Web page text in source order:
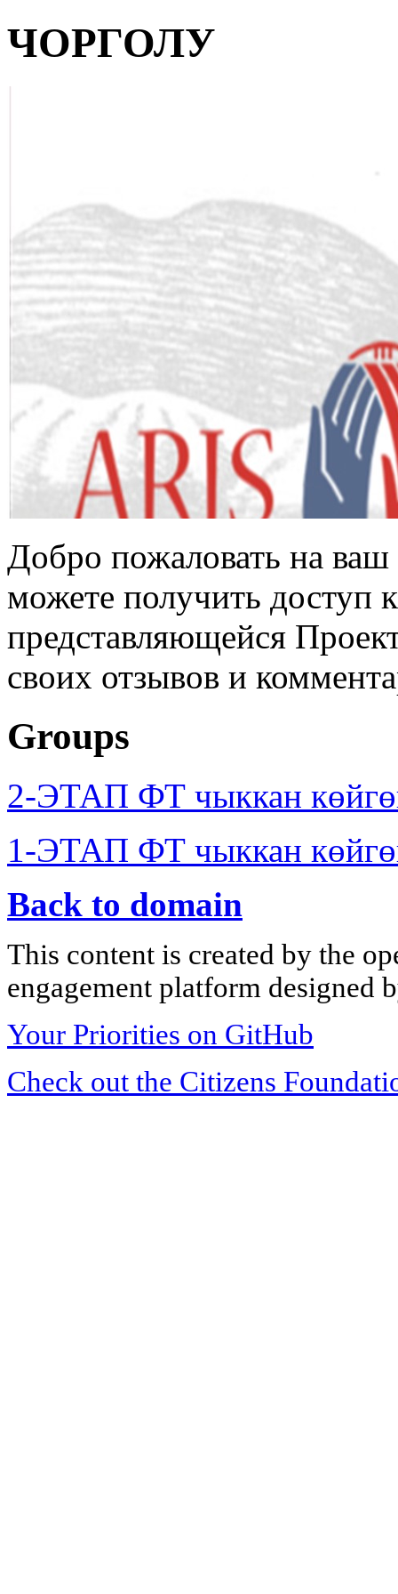
ЧОРГОЛУ
Добро пожаловать на
можете получить доступ
представляющейся
своих отзывов и
Groups
2-ЭТАП ФТ чыккан
1-ЭТАП ФТ чыккан
Back to domain
This content is created by the
engagement platform designed
Your Priorities on GitHub
Check out the Citizens